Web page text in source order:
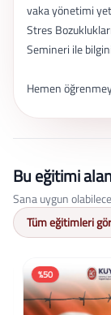
vaka yönetimi
Stres
Semineri ile
Hemen
Bu eğitimi
Sana uygun
Tüm eğitimleri gör
%50